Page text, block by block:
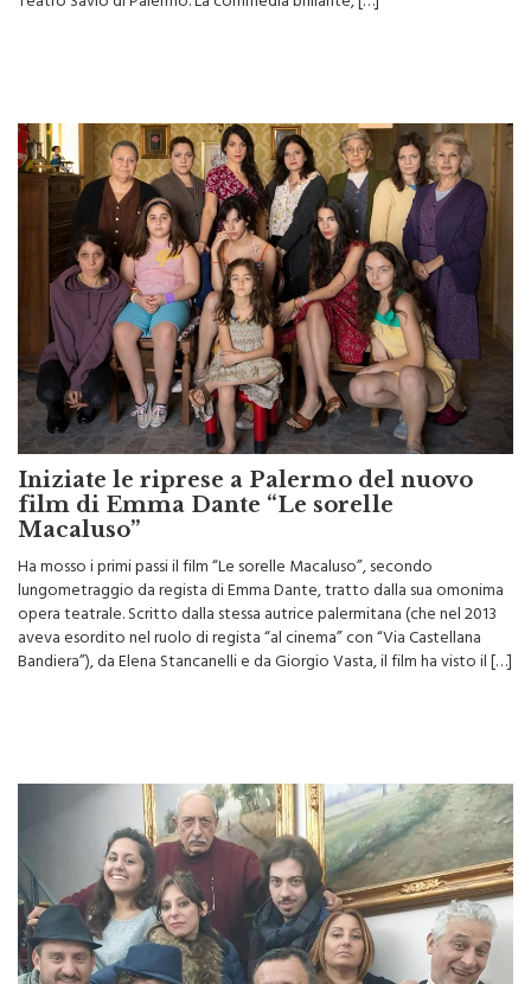
Iniziate le riprese a Palermo del nuovo
film di Emma Dante “Le sorelle
Macaluso”
Ha mosso i primi passi il film “Le sorelle Macaluso”, secondo
lungometraggio da regista di Emma Dante, tratto dalla sua omonima
opera teatrale. Scritto dalla stessa autrice palermitana (che nel 2013
aveva esordito nel ruolo di regista “al cinema” con “Via Castellana
Bandiera”), da Elena Stancanelli e da Giorgio Vasta, il film ha visto il […]